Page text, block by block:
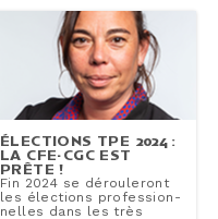
ÉLECTIONS TPE 2024 :
LA CFE-CGC EST
PRÊTE !
Fin 2024 se dé­rou­le­ront
les élections pro­fes­sion­
nelles dans les très